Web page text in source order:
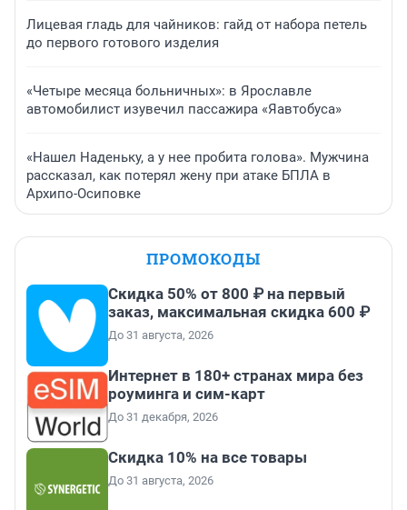
Лицевая гладь для чайников: гайд от набора петель
до первого готового изделия
«Четыре месяца больничных»: в Ярославле
автомобилист изувечил пассажира «Яавтобуса»
«Нашел Наденьку, а у нее пробита голова». Мужчина
рассказал, как потерял жену при атаке БПЛА в
Архипо-Осиповке
ПРОМОКОДЫ
Скидка 50% от 800 ₽ на первый
заказ, максимальная скидка 600 ₽
До 31 августа, 2026
Интернет в 180+ странах мира без
роуминга и сим-карт
До 31 декабря, 2026
Скидка 10% на все товары
До 31 августа, 2026